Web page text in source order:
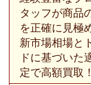
タッフが商品
を正確に見極
新市場相場と
ドに基づいた
定で高額買取！